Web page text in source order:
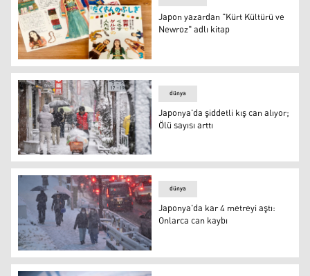
Japon yazardan "Kürt Kültürü ve Newroz" adlı kitap
Japon yazardan "Kürt Kültürü ve
Newroz" adlı kitap
Japonya'da şiddetli kış can alıyor; Ölü sayısı arttı
dünya
Japonya'da şiddetli kış can alıyor;
Ölü sayısı arttı
Japonya'da kar 4 metreyi aştı: Onlarca can kaybı
dünya
Japonya'da kar 4 metreyi aştı:
Onlarca can kaybı